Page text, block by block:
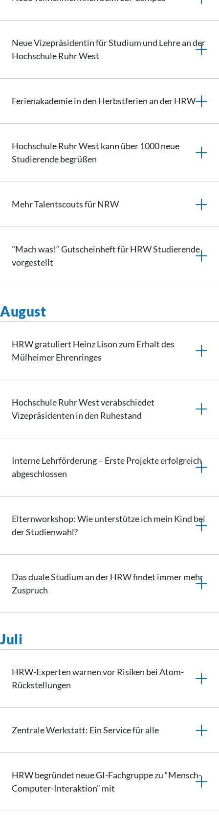
Neue Vizepräsidentin für Studium und Lehre an der
Hochschule Ruhr West
Ferienakademie in den Herbstferien an der HRW
Hochschule Ruhr West kann über 1000 neue
Studierende begrüßen
Mehr Talentscouts für NRW
"Mach was!“ Gutscheinheft für HRW Studierende
vorgestellt
August
HRW gratuliert Heinz Lison zum Erhalt des
Mülheimer Ehrenringes
Hochschule Ruhr West verabschiedet
Vizepräsidenten in den Ruhestand
Interne Lehrförderung – Erste Projekte erfolgreich
abgeschlossen
Elternworkshop: Wie unterstütze ich mein Kind bei
der Studienwahl?
Das duale Studium an der HRW findet immer mehr
Zuspruch
Juli
HRW-Experten warnen vor Risiken bei Atom-
Rückstellungen
Zentrale Werkstatt: Ein Service für alle
HRW begründet neue GI-Fachgruppe zu “Mensch-
Computer-Interaktion” mit